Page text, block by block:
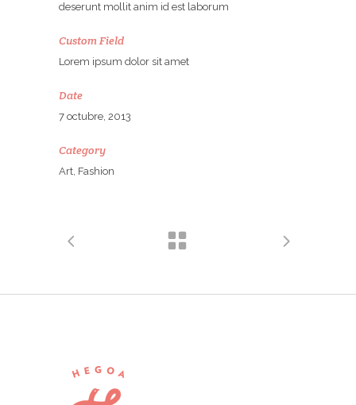
deserunt mollit anim id est laborum
Custom Field
Lorem ipsum dolor sit amet
Date
7 octubre, 2013
Category
Art, Fashion